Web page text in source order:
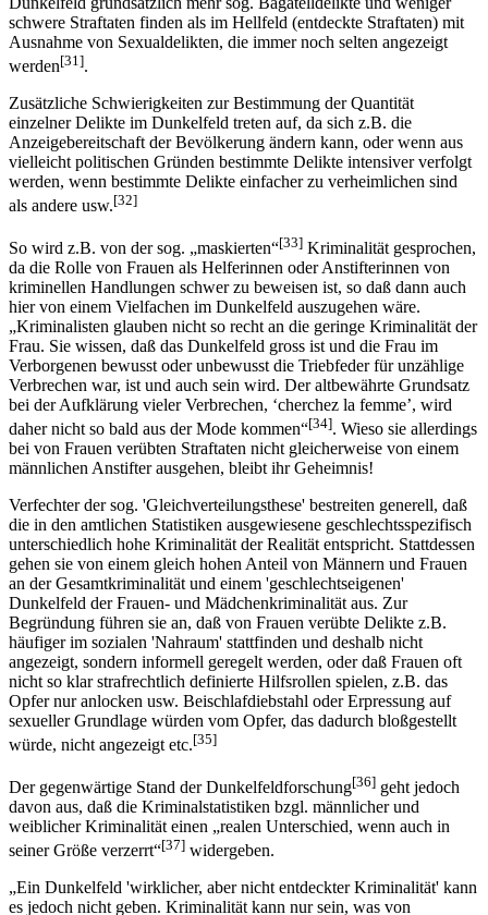
schwere Straftaten finden als im Hellfeld (entdeckte Straftaten) mit
Ausnahme von Sexualdelikten, die immer noch selten angezeigt
werden[31].
Zusätzliche Schwierigkeiten zur Bestimmung der Quantität
einzelner Delikte im Dunkelfeld treten auf, da sich z.B. die
Anzeigebereitschaft der Bevölkerung ändern kann, oder wenn aus
vielleicht politischen Gründen bestimmte Delikte intensiver verfolgt
werden, wenn bestimmte Delikte einfacher zu verheimlichen sind
als andere usw.[32]
So wird z.B. von der sog. „maskierten“[33] Kriminalität gesprochen,
da die Rolle von Frauen als Helferinnen oder Anstifterinnen von
kriminellen Handlungen schwer zu beweisen ist, so daß dann auch
hier von einem Vielfachen im Dunkelfeld auszugehen wäre.
„Kriminalisten glauben nicht so recht an die geringe Kriminalität der
Frau. Sie wissen, daß das Dunkelfeld gross ist und die Frau im
Verborgenen bewusst oder unbewusst die Triebfeder für unzählige
Verbrechen war, ist und auch sein wird. Der altbewährte Grundsatz
bei der Aufklärung vieler Verbrechen, ‘cherchez la femme’, wird
daher nicht so bald aus der Mode kommen“[34]. Wieso sie allerdings
bei von Frauen verübten Straftaten nicht gleicherweise von einem
männlichen Anstifter ausgehen, bleibt ihr Geheimnis!
Verfechter der sog. 'Gleichverteilungsthese' bestreiten generell, daß
die in den amtlichen Statistiken ausgewiesene geschlechtsspezifisch
unterschiedlich hohe Kriminalität der Realität entspricht. Stattdessen
gehen sie von einem gleich hohen Anteil von Männern und Frauen
an der Gesamtkriminalität und einem 'geschlechtseigenen'
Dunkelfeld der Frauen- und Mädchenkriminalität aus. Zur
Begründung führen sie an, daß von Frauen verübte Delikte z.B.
häufiger im sozialen 'Nahraum' stattfinden und deshalb nicht
angezeigt, sondern informell geregelt werden, oder daß Frauen oft
nicht so klar strafrechtlich definierte Hilfsrollen spielen, z.B. das
Opfer nur anlocken usw. Beischlafdiebstahl oder Erpressung auf
sexueller Grundlage würden vom Opfer, das dadurch bloßgestellt
würde, nicht angezeigt etc.[35]
Der gegenwärtige Stand der Dunkelfeldforschung[36] geht jedoch
davon aus, daß die Kriminalstatistiken bzgl. männlicher und
weiblicher Kriminalität einen „realen Unterschied, wenn auch in
seiner Größe verzerrt“[37] widergeben.
„Ein Dunkelfeld 'wirklicher, aber nicht entdeckter Kriminalität' kann
es jedoch nicht geben. Kriminalität kann nur sein, was von